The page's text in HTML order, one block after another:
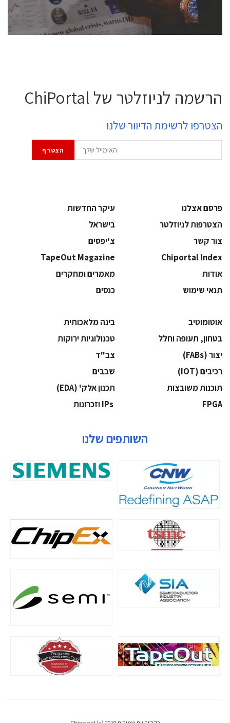
לחץ לפרטים
הרשמה לניוזלטר של ChiPortal
הצטרפו לרשימת הדיוור שלנו
פרסם אצלנו
עיקר החדשות
הצטרפות לניוזלטר
בישראל
צור קשר
צ'יפסים
Chiportal Index
TapeOut Magazine
אודות
מאמרים ומחקרים
תנאי שימוש
כנסים
אוטומוטיב
בינה מלאכותית
בטחון, תעופה וחלל
‫טכנולוגיות ירוקות‬
‫יצור (‪(FABs‬‬
‫צב"ד‬
‫רכיבים‬ (IOT)
‫שבבים‬
‫תוכנות משובצות‬
‫תכנון אלק' (‪(EDA‬‬
‫‪FPGA‬‬
השותפים שלנו